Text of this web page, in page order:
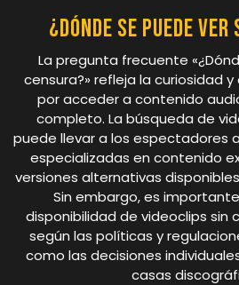
¿Dónde se puede
La pregunta frecuente
censura?» refleja la curiosidad
por acceder a contenido
completo. La búsqueda de
puede llevar a los espectadores
especializadas en contenido
versiones alternativas
Sin embargo, es
disponibilidad de videoclips sin
según las políticas y
como las decisiones
casas